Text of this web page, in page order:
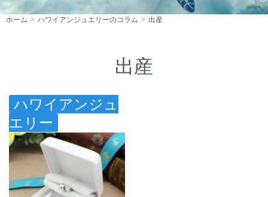
ホーム ハワイアンジュエリーのコラム 出産
出産
ハワイアンジュ
エリー